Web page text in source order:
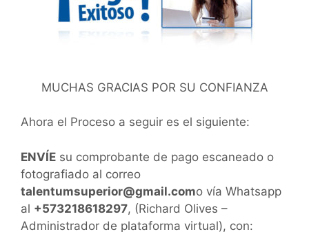
MUCHAS GRACIAS POR SU CONFIANZA
Ahora el Proceso a seguir es el siguiente:
ENVÍE su comprobante de pago escaneado o
fotografiado al correo
talentumsuperior@gmail.como vía Whatsapp
al +573218618297, (Richard Olives –
Administrador de plataforma virtual), con: